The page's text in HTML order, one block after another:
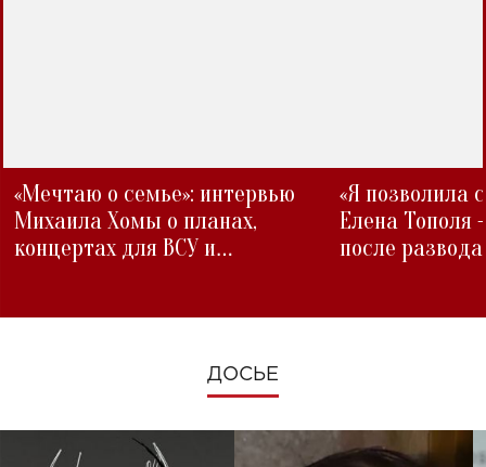
«Мечтаю о семье»: интервью
Михаила Хомы о планах,
концертах для ВСУ и
«Я позволила
Елена Тополя
после развода
ДОСЬЕ